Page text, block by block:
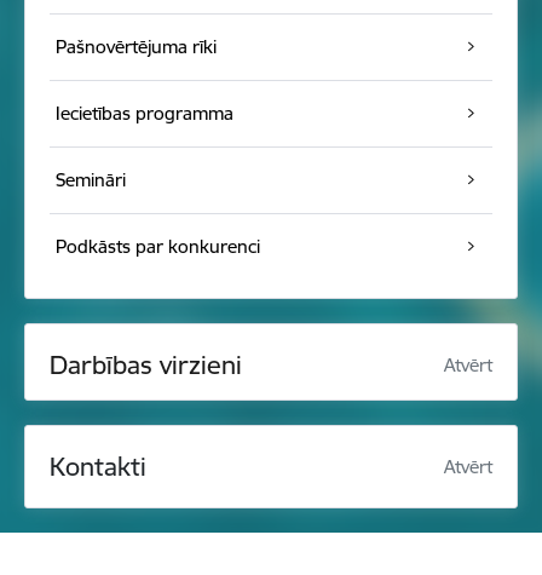
Pašnovērtējuma rīki
Iecietības programma
Semināri
Podkāsts par konkurenci
Darbības virzieni Atvērt
Kontakti Atvērt